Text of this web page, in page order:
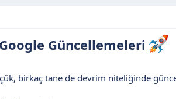
Google Güncellemeleri
birkaç tane de devrim niteliğinde